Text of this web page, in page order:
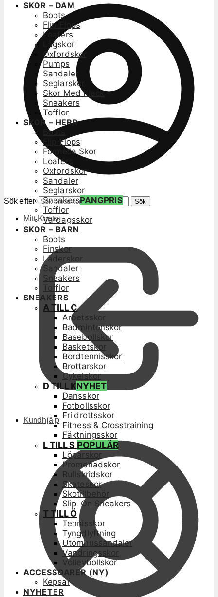
Sök efter: Sök
Mitt Konto
Kundhjälp
SKOR – DAM
Boots
Flip Flops
Loafers
Lågskor
Oxfordskor
Pumps
Sandaler
Seglarskor
Skor Med Klack
Sneakers
Tofflor
SKOR – HERR
Boots
Flip Flops
Formella Skor
Loafers
Oxfordskor
Sandaler
Seglarskor
SneakersPANGPRIS
Tofflor
Vardagsskor
SKOR – BARN
Boots
Finskor
Läderskor
Sandaler
Sneakers
Tofflor
SNEAKERS
A TILL C
Arbetsskor
Badmintonskor
Basebollskor
Basketskor
Bordtennisskor
Brottarskor
Cykelskor
D TILL KNYHET
Dansskor
Fotbollsskor
Friidrottsskor
Fitness & Crosstraining
Fäktningsskor
L TILL S POPULÄR
Löparskor
Promenadskor
Rullskridskor
Skateskor
Skotillbehör
Slip-On Sneakers
T TILL Ö
Tennisskor
Tyngdlyftning
Utomhussandaler
Vandringsskor
Volleybollskor
ACCESSOARER (NY)
Kepsar
NYHETER